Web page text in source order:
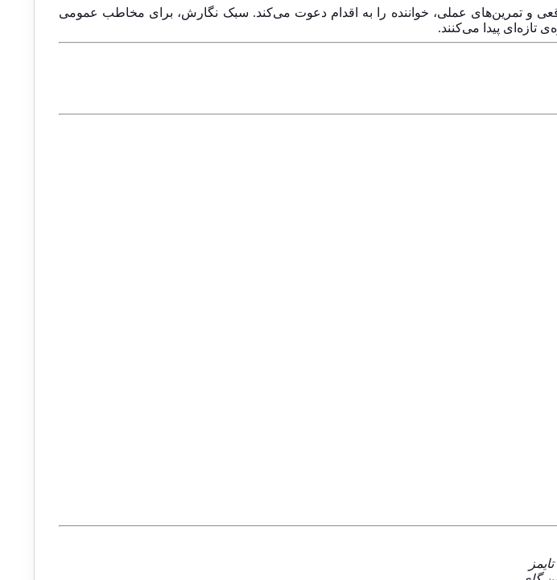
و تمرین‌های عملی، خواننده را به اقدام دعوت می‌کند. سبک نگارش، برای مخاطب عمومی
تازه‌ای پیدا می‌کنند.